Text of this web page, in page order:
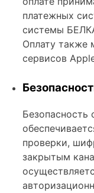
платежных
системы
Оплату также
сервисов
Безопасность
проверки,
закрытым
Серый керамогранит
Черный
Керамогранит для
Керамогранит для
Керамогранит для
Керамогранит для
Керамическая
Плитка
Плитка